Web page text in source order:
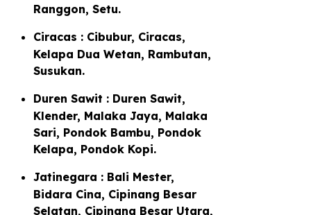
Ranggon, Setu.
Ciracas : Cibubur, Ciracas,
Kelapa Dua Wetan, Rambutan,
Susukan.
Duren Sawit : Duren Sawit,
Klender, Malaka Jaya, Malaka
Sari, Pondok Bambu, Pondok
Kelapa, Pondok Kopi.
Jatinegara : Bali Mester,
Bidara Cina, Cipinang Besar
Selatan, Cipinang Besar Utara,